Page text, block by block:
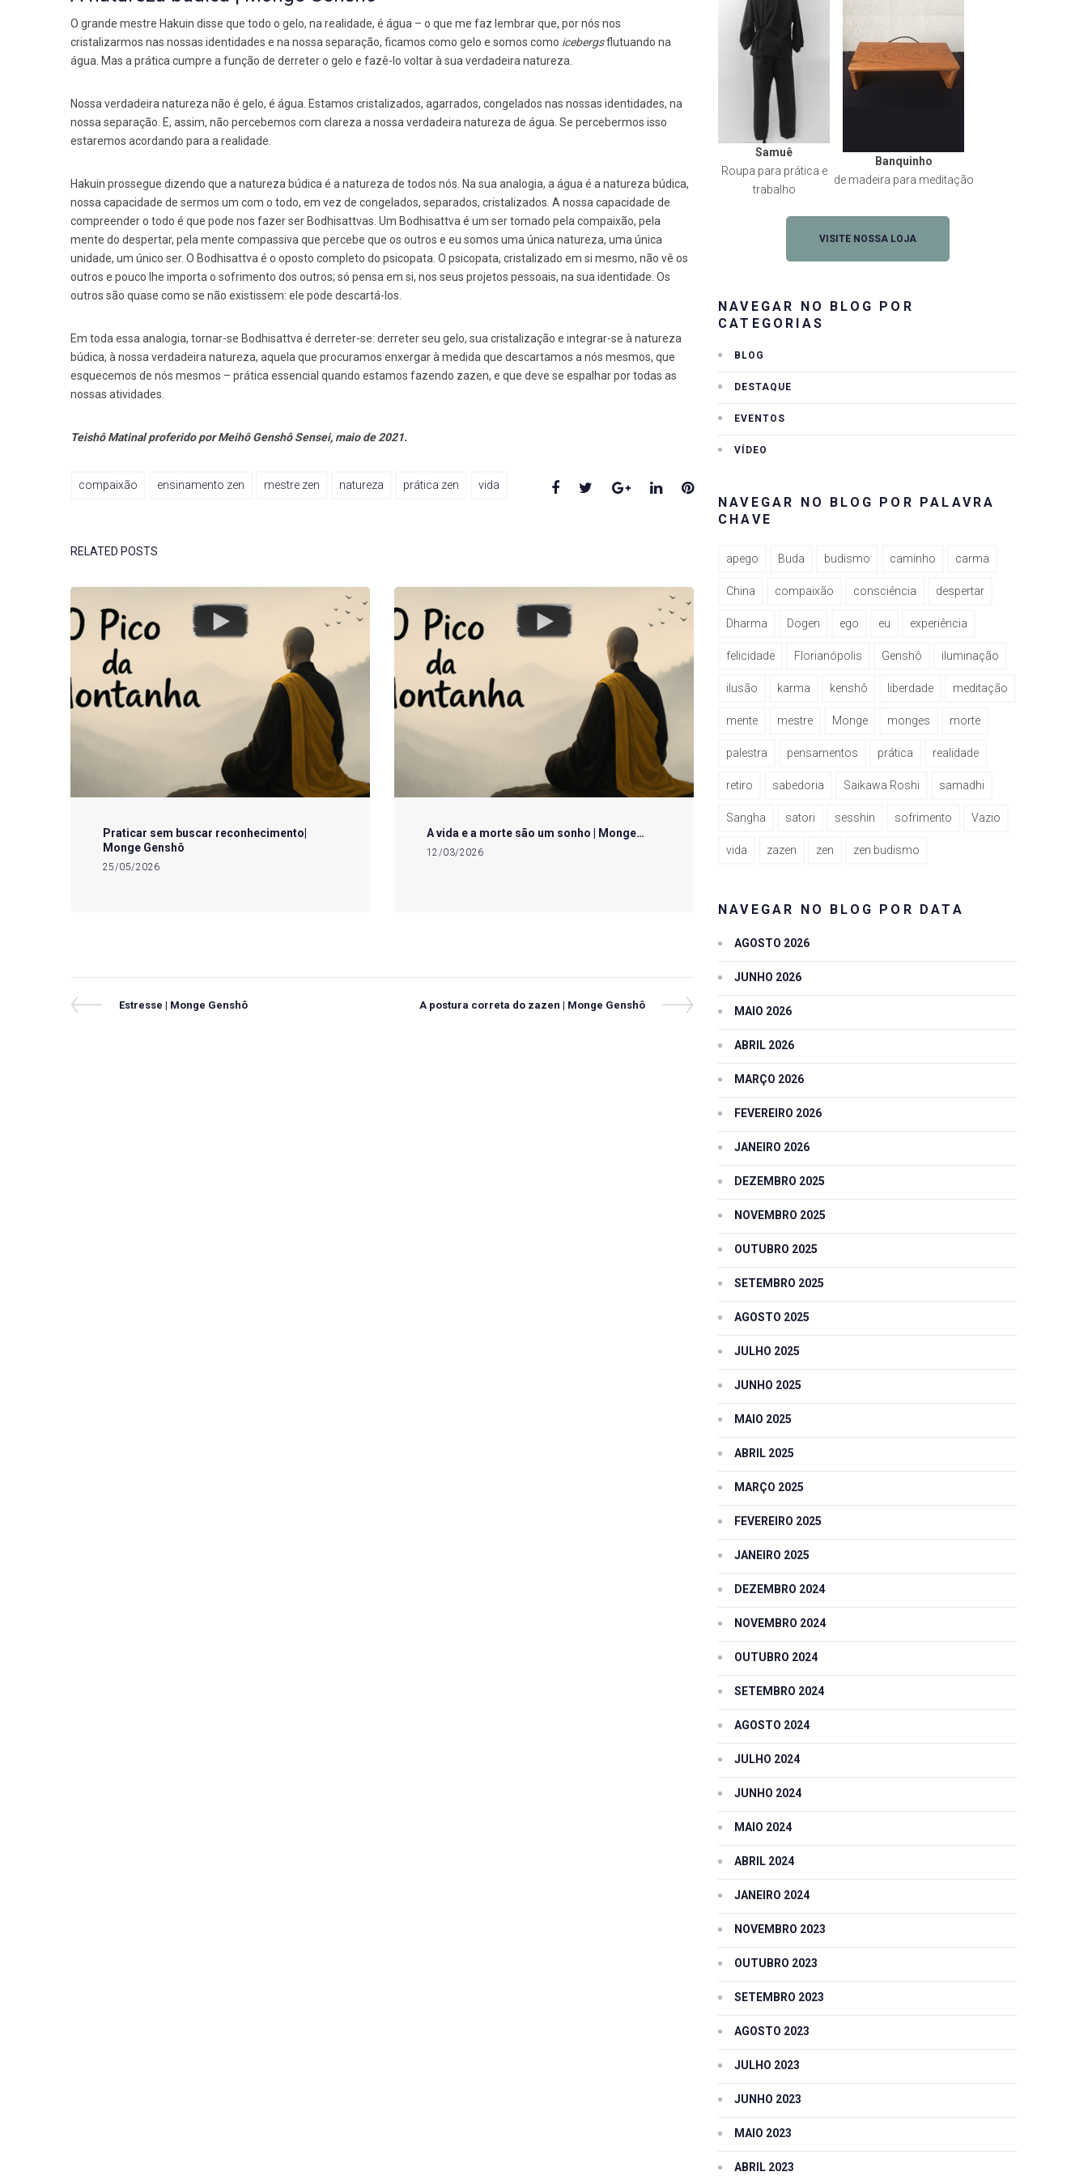
O grande mestre Hakuin disse que todo o gelo, na realidade, é água – o que me faz lembrar que, por nós nos
cristalizarmos nas nossas identidades e na nossa separação, ficamos como gelo e somos como icebergsflutuando na
água. Mas a prática cumpre a função de derreter o gelo e fazê-lo voltar à sua verdadeira natureza.
Nossa verdadeira natureza não é gelo, é água. Estamos cristalizados, agarrados, congelados nas nossas identidades, na
nossa separação. E, assim, não percebemos com clareza a nossa verdadeira natureza de água. Se percebermos isso
estaremos acordando para a realidade.
Hakuin prossegue dizendo que a natureza búdica é a natureza de todos nós. Na sua analogia, a água é a natureza búdica,
nossa capacidade de sermos um com o todo, em vez de congelados, separados, cristalizados. A nossa capacidade de
compreender o todo é que pode nos fazer ser Bodhisattvas. Um Bodhisattva é um ser tomado pela compaixão, pela
mente do despertar, pela mente compassiva que percebe que os outros e eu somos uma única natureza, uma única
unidade, um único ser. O Bodhisattva é o oposto completo do psicopata. O psicopata, cristalizado em si mesmo, não vê os
outros e pouco lhe importa o sofrimento dos outros; só pensa em si, nos seus projetos pessoais, na sua identidade. Os
outros são quase como se não existissem: ele pode descartá-los.
Em toda essa analogia, tornar-se Bodhisattva é derreter-se: derreter seu gelo, sua cristalização e integrar-se à natureza
búdica, à nossa verdadeira natureza, aquela que procuramos enxergar à medida que descartamos a nós mesmos, que
esquecemos de nós mesmos – prática essencial quando estamos fazendo zazen, e que deve se espalhar por todas as
nossas atividades.
Teishô Matinal proferido por Meihô Genshô Sensei, maio de 2021.
compaixão ensinamento zen mestre zen natureza prática zen vida Facebook
TwitterGoogle+LinkedInPinterest
RELATED POSTS
Praticar sem buscar reconhecimento|
Monge Genshô
25/05/2026
A vida e a morte são um sonho | Monge…
12/03/2026
Navegação
Previous
Estresse | Monge Genshô
Next
A postura correta do zazen | Monge Genshô
Samuê
Roupa para prática e
trabalho
Banquinho
de madeira para meditação
VISITE NOSSA LOJA
NAVEGAR NO BLOG POR
CATEGORIAS
BLOG
DESTAQUE
EVENTOS
VÍDEO
NAVEGAR NO BLOG POR PALAVRA
CHAVE
apego Buda budismo caminho carma
China compaixão consciência despertar
Dharma Dogen ego eu experiência
felicidade Florianópolis Genshô iluminação
ilusão karma kenshô liberdade meditação
mente mestre Monge monges morte
palestra pensamentos prática realidade
retiro sabedoria Saikawa Roshi samadhi
Sangha satori sesshin sofrimento Vazio
vida zazen zen zen budismo
NAVEGAR NO BLOG POR DATA
AGOSTO 2026
JUNHO 2026
MAIO 2026
ABRIL 2026
MARÇO 2026
FEVEREIRO 2026
JANEIRO 2026
DEZEMBRO 2025
NOVEMBRO 2025
OUTUBRO 2025
SETEMBRO 2025
AGOSTO 2025
JULHO 2025
JUNHO 2025
MAIO 2025
ABRIL 2025
MARÇO 2025
FEVEREIRO 2025
JANEIRO 2025
DEZEMBRO 2024
NOVEMBRO 2024
OUTUBRO 2024
SETEMBRO 2024
AGOSTO 2024
JULHO 2024
JUNHO 2024
MAIO 2024
ABRIL 2024
JANEIRO 2024
NOVEMBRO 2023
OUTUBRO 2023
SETEMBRO 2023
AGOSTO 2023
JULHO 2023
JUNHO 2023
MAIO 2023
ABRIL 2023